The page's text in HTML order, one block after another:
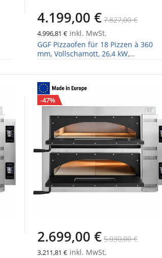
4.199,00 € 7.827,00 €
4.996,81 €inkl. MwSt.
GGF Pizzaofen für 18 Pizzen à 360
mm, Vollschamott, 26,4 kW,
1370x1210x750mm
-47%
2.699,00 € 5.030,00 €
3.211,81 €inkl. MwSt.